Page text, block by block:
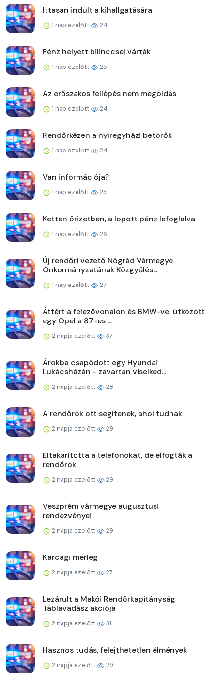
Ittasan indult a kihallgatására
1 nap ezelőtt 24
Pénz helyett bilinccsel várták
1 nap ezelőtt 25
Az erőszakos fellépés nem megoldás
1 nap ezelőtt 24
Rendőrkézen a nyíregyházi betörők
1 nap ezelőtt 24
Van információja?
1 nap ezelőtt 23
Ketten őrizetben, a lopott pénz lefoglalva
1 nap ezelőtt 26
Új rendőri vezető Nógrád Vármegye
Önkormányzatának Közgyűlés...
1 nap ezelőtt 27
Áttért a felezővonalon és BMW-vel ütközött
egy Opel a 87-es ...
2 napja ezelőtt 37
Árokba csapódott egy Hyundai
Lukácsházán - zavartan viselked...
2 napja ezelőtt 28
A rendőrök ott segítenek, ahol tudnak
2 napja ezelőtt 29
Eltakarította a telefonokat, de elfogták a
rendőrök
2 napja ezelőtt 29
Veszprém vármegye augusztusi
rendezvényei
2 napja ezelőtt 29
Karcagi mérleg
2 napja ezelőtt 27
Lezárult a Makói Rendőrkapitányság
Táblavadász akciója
2 napja ezelőtt 31
Hasznos tudás, felejthetetlen élmények
2 napja ezelőtt 29